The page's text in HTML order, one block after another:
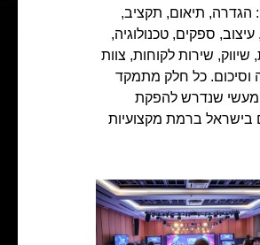
הגדרה, תיאום, תקציב,
עיצוב, ספקים, טכנולוגיה,
שיווק, שירות לקוחות, צוות
וסיכום. כל חלק מתמקד
מעשי שנדרש להפקת
בישראל ברמת מקצועיות